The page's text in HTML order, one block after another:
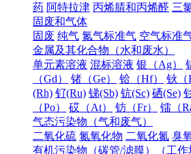
药 阿特拉津 丙烯腈和丙烯醛 三
固废和气体
固废 纯气 氮气标准气 空气标准
金属及其化合物（水和废水）
单元素溶液 混标溶液 银（Ag）
（Gd）
锗（Ge） 铪（Hf） 钬（
(Rh) 钌(Ru) 锑(Sb) 钪(Sc) 硒(Se)
（Po）
砹（At） 钫（Fr） 镭（
气态污染物（气和废气）
二氧化硫 氮氧化物 二氧化氮 臭
有机污染物（碳管/滤膜）（工作